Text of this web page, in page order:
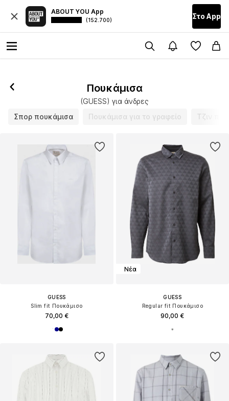
ABOUT YOU App
(152.700) Στο Αpp
Πουκάμισα
(GUESS) για άνδρες
Σπορ πουκάμισα
Πουκάμισα για το γραφείο Τζιν
GUESS
Slim fit Πουκάμισο
70,00 €
Νέα
GUESS
Regular fit Πουκάμισο
90,00 €